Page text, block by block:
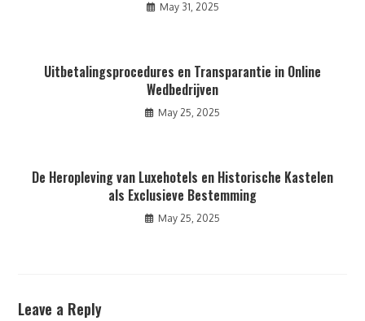
May 31, 2025
Uitbetalingsprocedures en Transparantie in Online
Wedbedrijven
May 25, 2025
De Heropleving van Luxehotels en Historische Kastelen
als Exclusieve Bestemming
May 25, 2025
Leave a Reply